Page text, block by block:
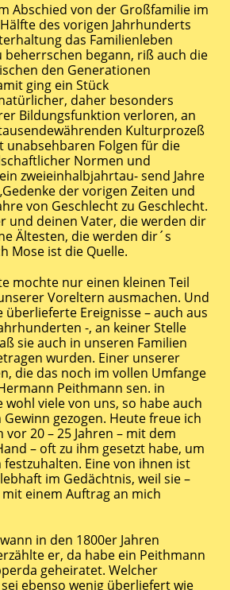
Abschied von der Großfamilie im
des vorigen Jahrhunderts
das Familienleben
beherrschen begann, riß auch die
den Generationen
ging ein Stück
daher besonders
Bildungsfunktion verloren, an
Kulturprozeß
unabsehbaren Folgen für die
Normen und
zweieinhalbjahrtau- send Jahre
der vorigen Zeiten und
von Geschlecht zu Geschlecht.
und deinen Vater, die werden dir
Ältesten, die werden dir´s
Mose ist die Quelle.
mochte nur einen kleinen Teil
Voreltern ausmachen. Und
überlieferte Ereignisse – auch aus
-, an keiner Stelle
sie auch in unseren Familien
wurden. Einer unserer
die das noch im vollen Umfange
Peithmann sen. in
wohl viele von uns, so habe auch
gezogen. Heute freue ich
20 – 25 Jahren – mit dem
– oft zu ihm gesetzt habe, um
festzuhalten. Eine von ihnen ist
im Gedächtnis, weil sie –
einem Auftrag an mich
in den 1800er Jahren
er, da habe ein Peithmann
geheiratet. Welcher
ebenso wenig überliefert wie